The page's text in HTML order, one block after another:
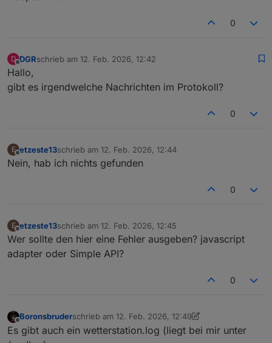
0
D
Offline
DGRschrieb am 12. Feb. 2026, 12:42
zuletzt editiert von
Hallo,
gibt es irgendwelche Nachrichten im Protokoll?
0
E
Offline
etzeste13schrieb am 12. Feb. 2026, 12:44
zuletzt editiert von
Nein, hab ich nichts gefunden
0
E
Offline
etzeste13schrieb am 12. Feb. 2026, 12:45
zuletzt editiert von
Wer sollte den hier eine Fehler ausgeben? javascript
adapter oder Simple API?
0
Offline
Boronsbruderschrieb am 12. Feb. 2026, 12:49
zuletzt editiert von Boronsbruder
Es gibt auch ein wetterstation.log (liegt bei mir unter